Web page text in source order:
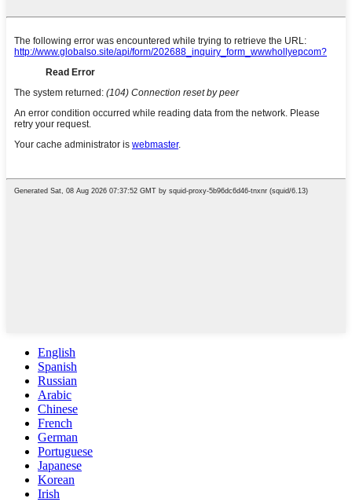
English
Spanish
Russian
Arabic
Chinese
French
German
Portuguese
Japanese
Korean
Irish